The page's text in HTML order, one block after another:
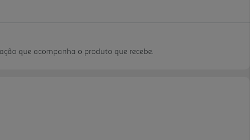
que acompanha o produto que recebe.